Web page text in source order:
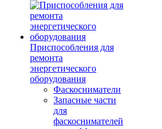
Приспособления для
ремонта
энергетического
оборудования
Фаскосниматели
Запасные части
для
фаскоснимателей